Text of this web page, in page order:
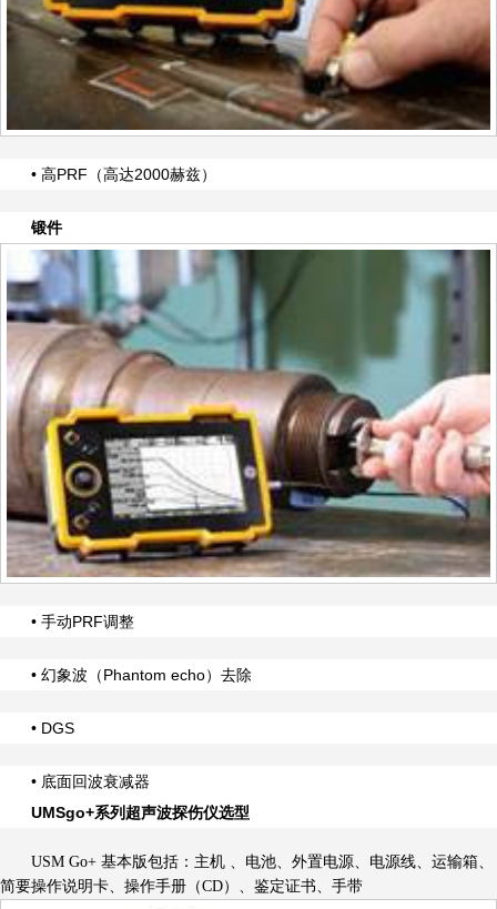
• 高PRF（高达2000赫兹）
锻件
• 手动PRF调整
• 幻象波（Phantom echo）去除
• DGS
• 底面回波衰减器
UMSgo+系列超声波探伤仪选型
USM Go+ 基本版包括：主机 、电池、外置电源、电源线、运输箱、
简要操作说明卡、操作手册（CD）、鉴定证书、手带